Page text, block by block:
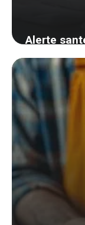
Alerte
surprendre
7 septembre